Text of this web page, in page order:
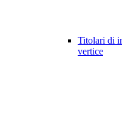
Titolari di
vertice